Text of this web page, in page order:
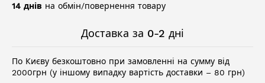
14 днів на обмін/повернення товару
Доставка за 0-2 дні
По Києву безкоштовно при замовленні на сумму від
2000грн (у іншому випадку вартість доставки – 80 грн)